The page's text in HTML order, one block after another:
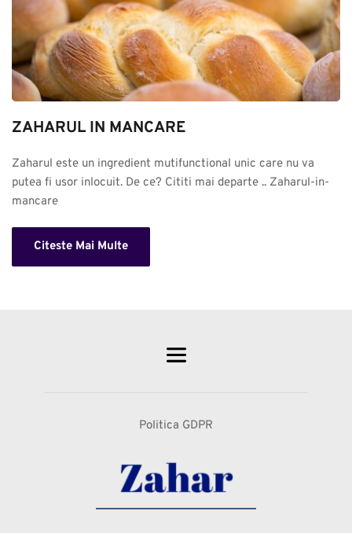
ZAHARUL IN MANCARE
Zaharul este un ingredient mutifunctional unic care nu va
putea fi usor inlocuit. De ce? Cititi mai departe .. Zaharul-in-
mancare
Citeste Mai Multe
Politica GDPR